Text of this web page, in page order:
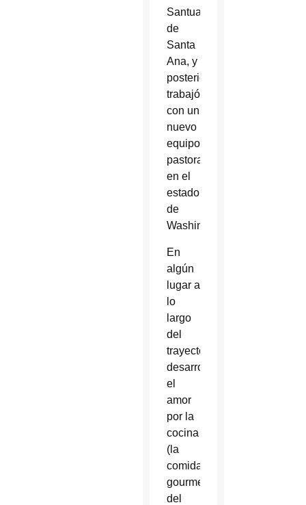
Santuario
de
Santa
Ana, y
posteriormente
trabajó
con un
nuevo
equipo
pastoral
en el
estado
de
Washington.
En
algún
lugar a
lo
largo
del
trayecto
desarrolló
el
amor
por la
cocina
(la
comida
gourmet
del